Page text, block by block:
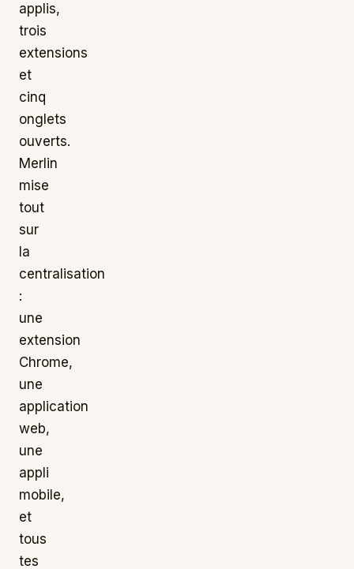
applis,
trois
extensions
et
cinq
onglets
ouverts.
Merlin
mise
tout
sur
la
centralisation
:
une
extension
Chrome,
une
application
web,
une
appli
mobile,
et
tous
tes